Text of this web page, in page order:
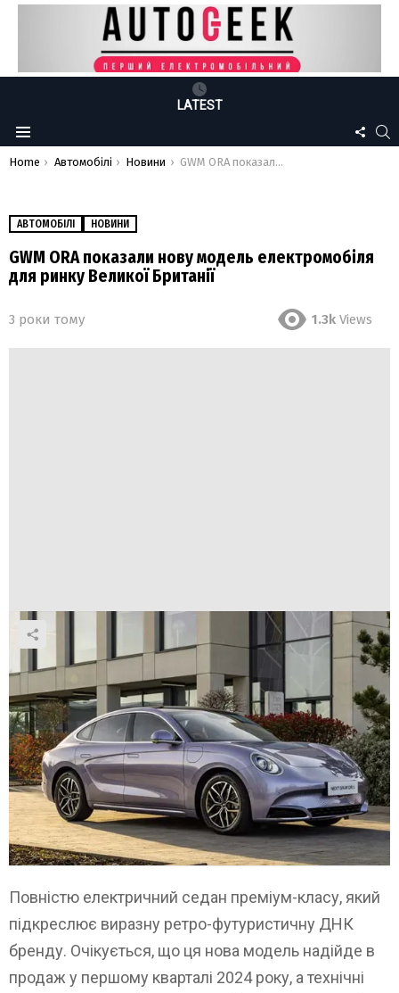
LATEST
Menu
US
You are here:
Home Автомобілі Новини GWM ORA показали нову модель електромобіля для ринку Великої Британії
АВТОМОБІЛІ НОВИНИ
GWM ORA показали нову модель електромобіля
для ринку Великої Британії
3 роки тому 1.3k Views
Повністю електричний седан преміум-класу, який
підкреслює виразну ретро-футуристичну ДНК
бренду. Очікується, що ця нова модель надійде в
продаж у першому кварталі 2024 року, а технічні